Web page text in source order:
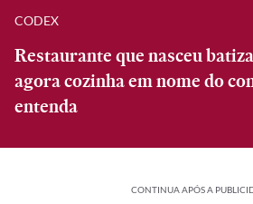
CODEX
Restaurante que nasceu
agora cozinha em nome do
entenda
CONTINUA APÓS A